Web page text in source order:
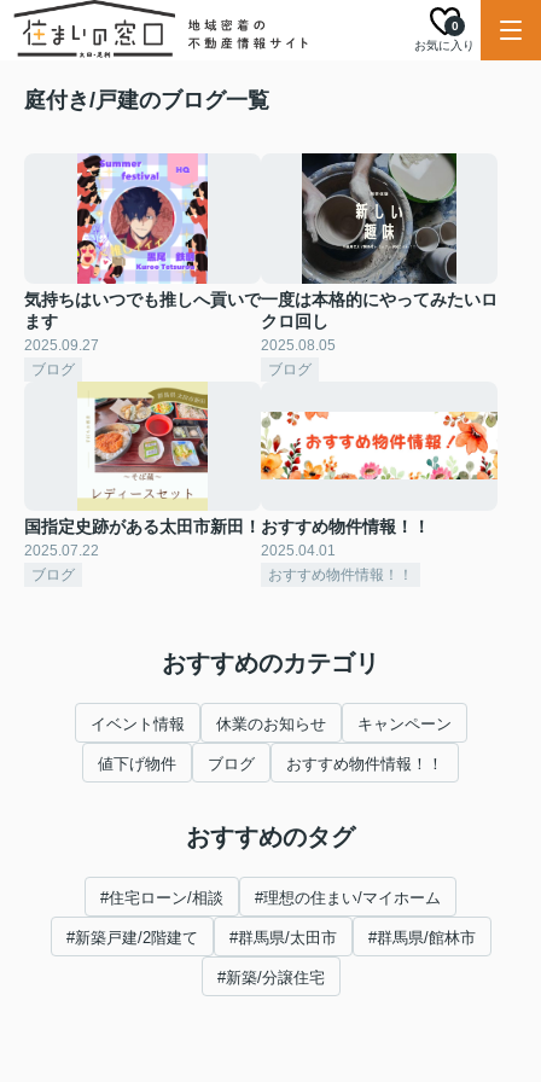
お気に入り
0
庭付き/戸建のブログ一覧
気持ちはいつでも推しへ貢いで
ます
2025.09.27
ブログ
一度は本格的にやってみたいロ
クロ回し
2025.08.05
ブログ
国指定史跡がある太田市新田！
2025.07.22
ブログ
おすすめ物件情報！！
2025.04.01
おすすめ物件情報！！
おすすめのカテゴリ
イベント情報 休業のお知らせ キャンペーン
値下げ物件 ブログ おすすめ物件情報！！
おすすめのタグ
#住宅ローン/相談 #理想の住まい/マイホーム
#新築戸建/2階建て #群馬県/太田市 #群馬県/館林市
#新築/分譲住宅